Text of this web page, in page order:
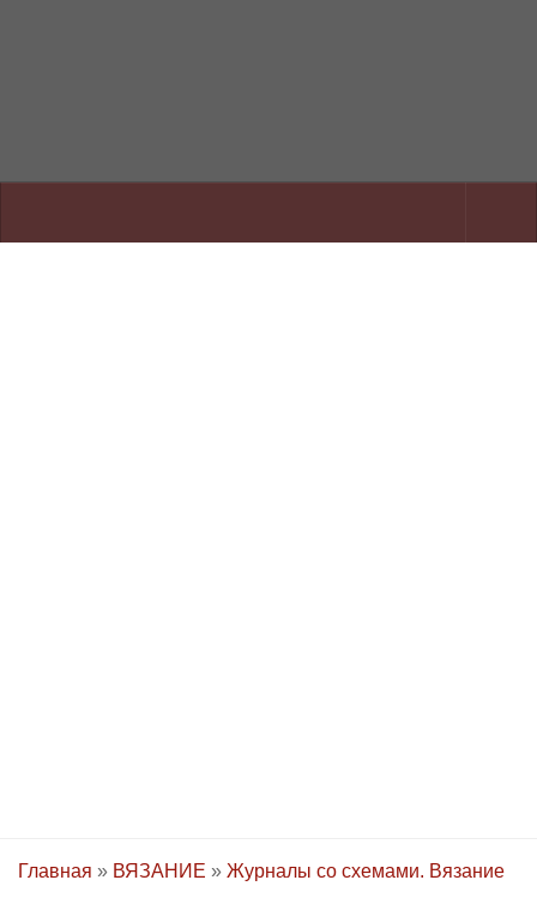
Главная » ВЯЗАНИЕ » Журналы со схемами. Вязание